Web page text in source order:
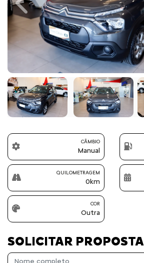
Previous
CÂMBIO
Manual
QUILOMETRAGEM
0km
COR
Outra
SOLICITAR PROPOSTA